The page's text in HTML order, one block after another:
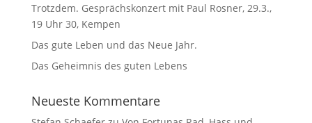
Trotzdem. Gesprächskonzert mit Paul Rosner, 29.3.,
19 Uhr 30, Kempen
Das gute Leben und das Neue Jahr.
Das Geheimnis des guten Lebens
Neueste Kommentare